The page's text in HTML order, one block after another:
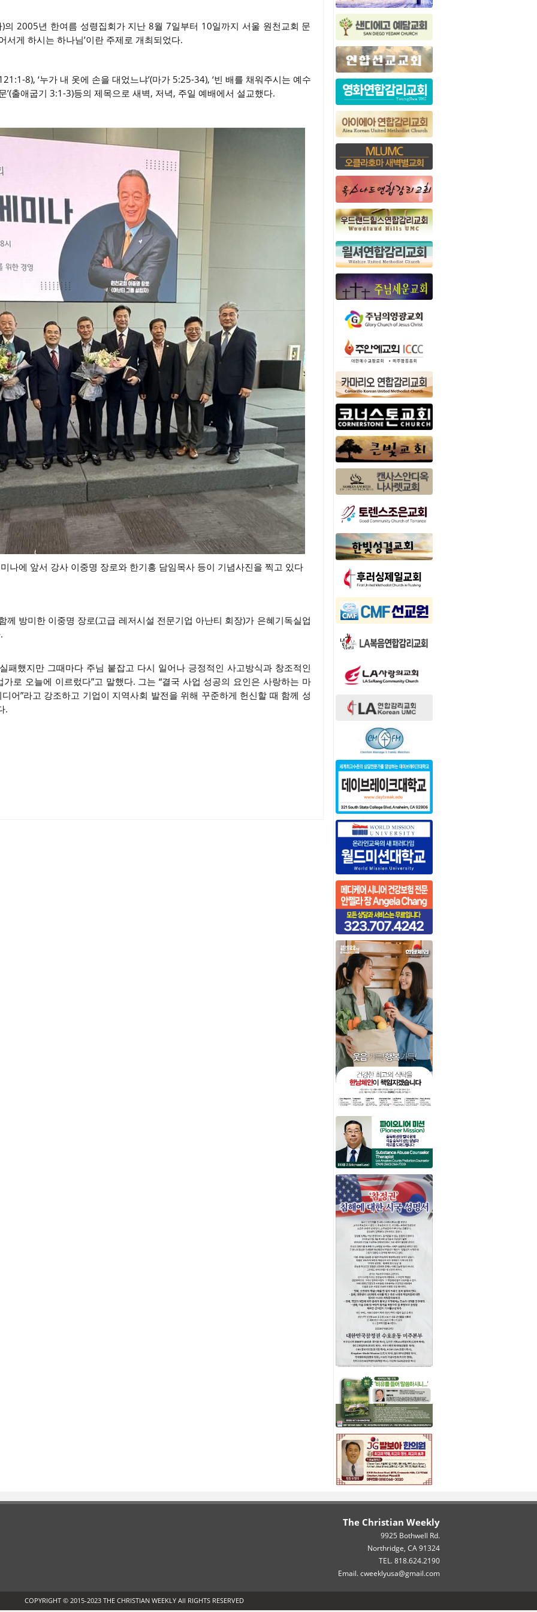
2005년 한여름 성령집회가 지난 8월 7일부터 10일까지 서울 원천교회 문
서게 하시는 하나님’이란 주제로 개최되었다.
8), ‘누가 내 옷에 손을 대었느냐’(마가 5:25-34), ‘빈 배를 채워주시는 예수
’(출애굽기 3:1-3)등의 제목으로 새벽, 저녁, 주일 예배에서 설교했다.
나에 앞서 강사 이중명 장로와 한기홍 담임목사 등이 기념사진을 찍고 있다
께 방미한 이중명 장로(고급 레저시설 전문기업 아난티 회장)가 은혜기독실업
패했지만 그때마다 주님 붙잡고 다시 일어나 긍정적인 사고방식과 창조적인
로 오늘에 이르렀다”고 말했다. 그는 “결국 사업 성공의 요인은 사랑하는 마
어”라고 강조하고 기업이 지역사회 발전을 위해 꾸준하게 헌신할 때 함께 성
.
The Christian Weekly
9925 Bothwell Rd.
Northridge, CA 91324
TEL. 818.624.2190
Email. cweeklyusa@gmail.com
COPYRIGHT © 2015-2023 THE CHRISTIAN WEEKLY All RIGHTS RESERVED